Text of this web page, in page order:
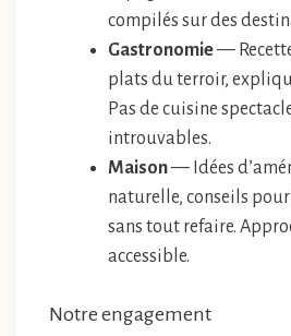
compilés sur des
Gastronomie—
plats du terroir,
Pas de cuisine
introuvables.
Maison— Idées
naturelle, conseils
sans tout refaire.
accessible.
Notre engagement